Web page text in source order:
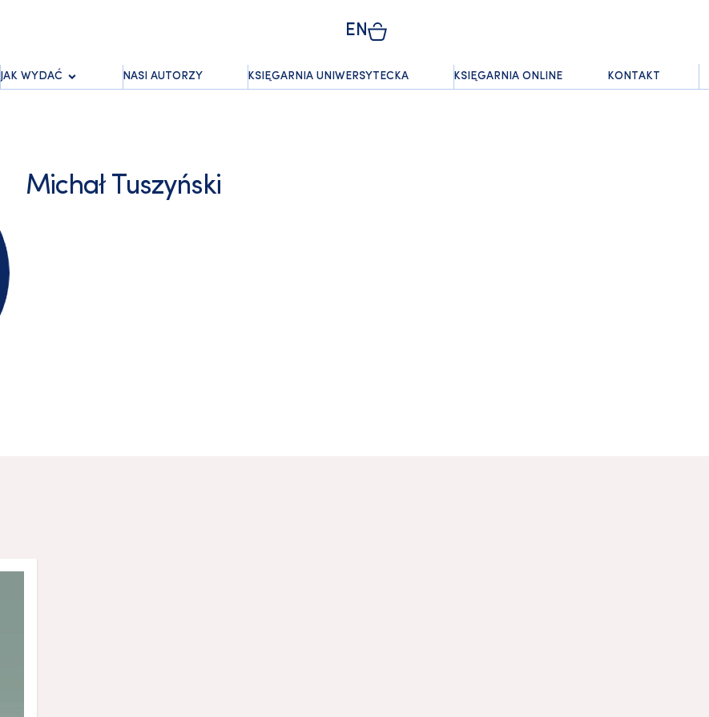
EN
JAK WYDAĆ NASI AUTORZY KSIĘGARNIA UNIWERSYTECKA KSIĘGARNIA ONLINE KONTAKT
Michał Tuszyński